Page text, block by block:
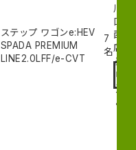
ステップ ワゴンe:HEV
SPADA PREMIUM
LINE2.0LFF/e-CVT
7
名
川
口
西
店試
乗
申
込
み